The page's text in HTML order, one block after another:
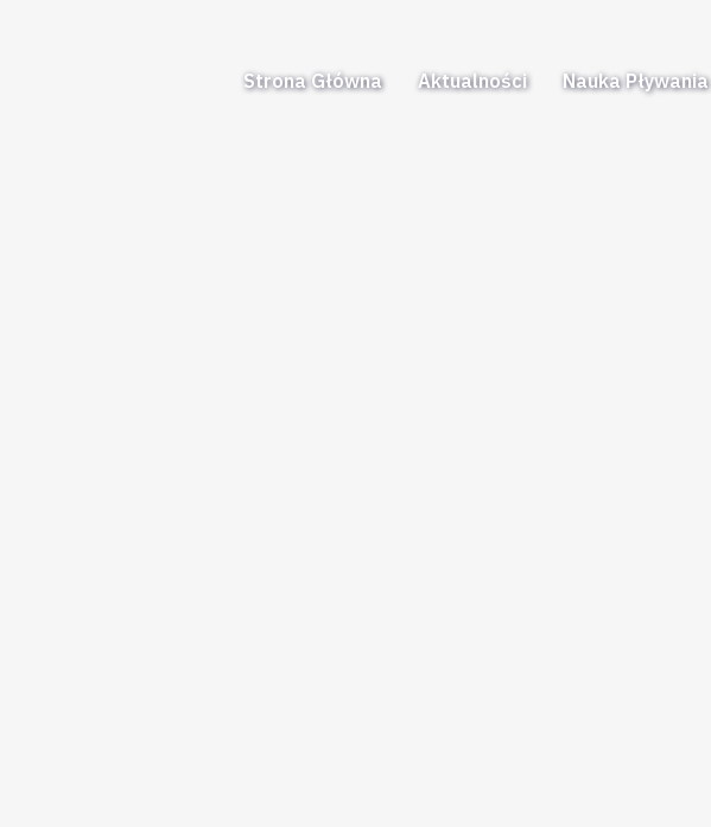
Strona Główna Aktualności Nauka Pływania